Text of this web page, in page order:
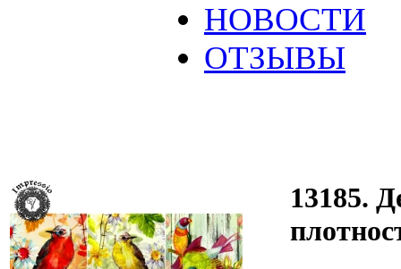
НОВОСТИ
ОТЗЫВЫ
13185.